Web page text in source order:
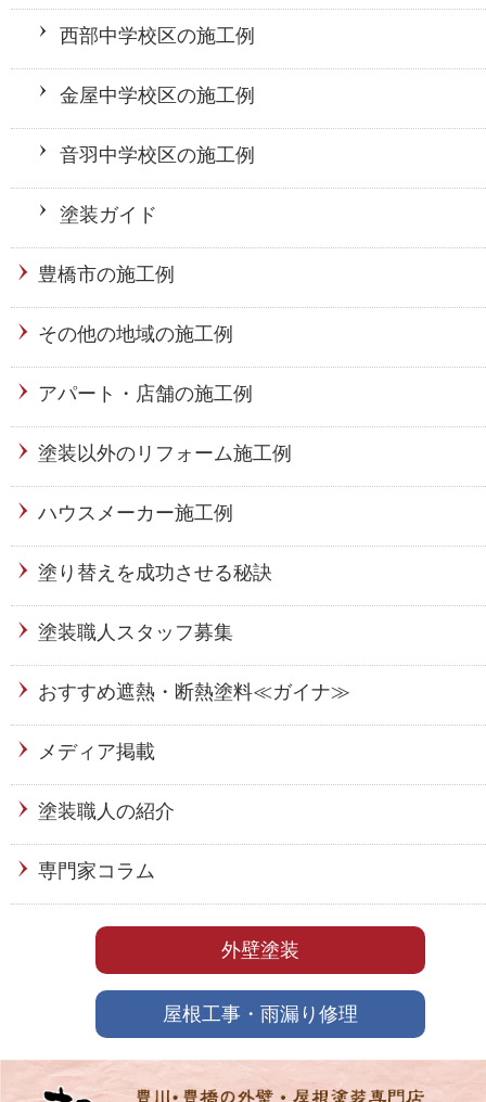
西部中学校区の施工例
金屋中学校区の施工例
音羽中学校区の施工例
塗装ガイド
豊橋市の施工例
その他の地域の施工例
アパート・店舗の施工例
塗装以外のリフォーム施工例
ハウスメーカー施工例
塗り替えを成功させる秘訣
塗装職人スタッフ募集
おすすめ遮熱・断熱塗料≪ガイナ≫
メディア掲載
塗装職人の紹介
専門家コラム
外壁塗装
屋根工事・雨漏り修理